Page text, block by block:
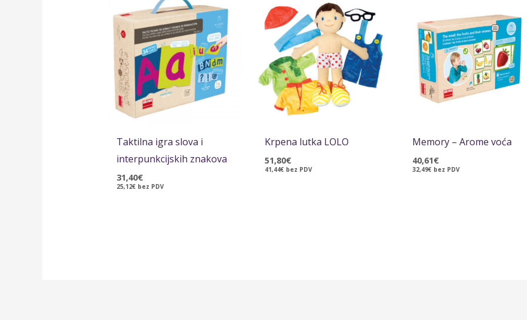
Taktilna igra slova i
interpunkcijskih znakova
31,40€
25,12€ bez PDV
Krpena lutka LOLO
51,80€
41,44€ bez PDV
Memory – Arome voća
40,61€
32,49€ bez PDV